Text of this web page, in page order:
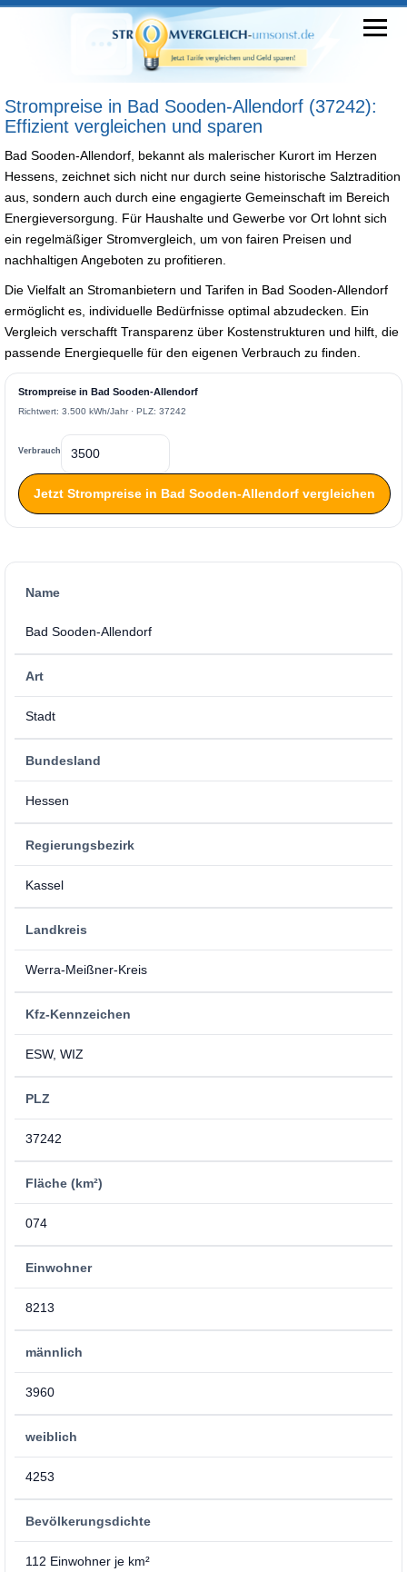
Strompreise in Bad Sooden-Allendorf (37242):
Effizient vergleichen und sparen
Bad Sooden-Allendorf, bekannt als malerischer Kurort im Herzen
Hessens, zeichnet sich nicht nur durch seine historische Salztradition
aus, sondern auch durch eine engagierte Gemeinschaft im Bereich
Energieversorgung. Für Haushalte und Gewerbe vor Ort lohnt sich
ein regelmäßiger Stromvergleich, um von fairen Preisen und
nachhaltigen Angeboten zu profitieren.
Die Vielfalt an Stromanbietern und Tarifen in Bad Sooden-Allendorf
ermöglicht es, individuelle Bedürfnisse optimal abzudecken. Ein
Vergleich verschafft Transparenz über Kostenstrukturen und hilft, die
passende Energiequelle für den eigenen Verbrauch zu finden.
Strompreise in Bad Sooden-Allendorf
Richtwert: 3.500 kWh/Jahr · PLZ: 37242
Verbrauch
Jetzt Strompreise in Bad Sooden-Allendorf vergleichen
Name
Bad Sooden-Allendorf
Art
Stadt
Bundesland
Hessen
Regierungsbezirk
Kassel
Landkreis
Werra-Meißner-Kreis
Kfz-Kennzeichen
ESW, WIZ
PLZ
37242
Fläche (km²)
074
Einwohner
8213
männlich
3960
weiblich
4253
Bevölkerungsdichte
112 Einwohner je km²